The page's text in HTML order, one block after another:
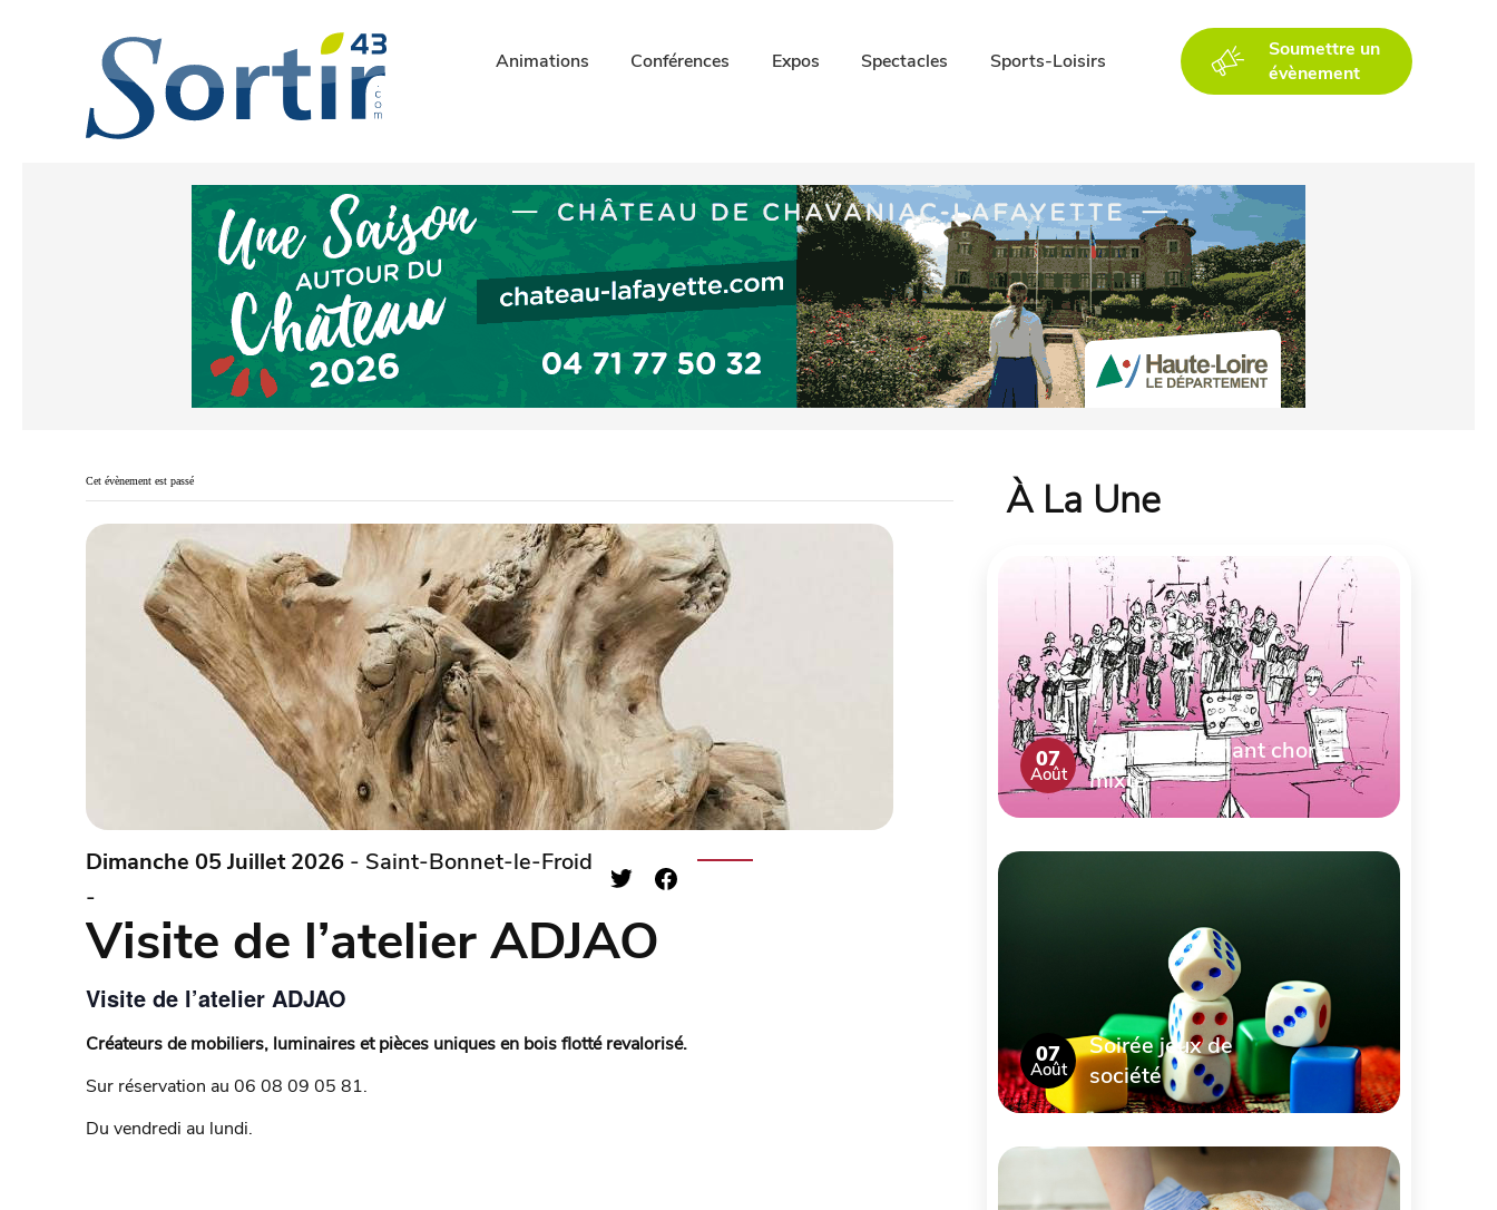
Animations Conférences Expos Spectacles Sports-Loisirs
Soumettre un
évènement
Cet évènement est passé
Dimanche 05 Juillet 2026 - Saint-Bonnet-le-Froid
-
Visite de l’atelier ADJAO
Visite de l’atelier ADJAO
Créateurs de mobiliers, luminaires et pièces uniques en bois flotté revalorisé.
Sur réservation au 06 08 09 05 81.
Du vendredi au lundi.
À La Une
07
Août
Concert de chant choral
mixte
07
Août
Soirée jeux de
société